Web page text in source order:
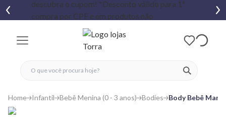
ver
fechar menu
fechar menu
favoritos
Home Infantil Bebê Menina (0 - 3 anos) Bodies Body Bebê